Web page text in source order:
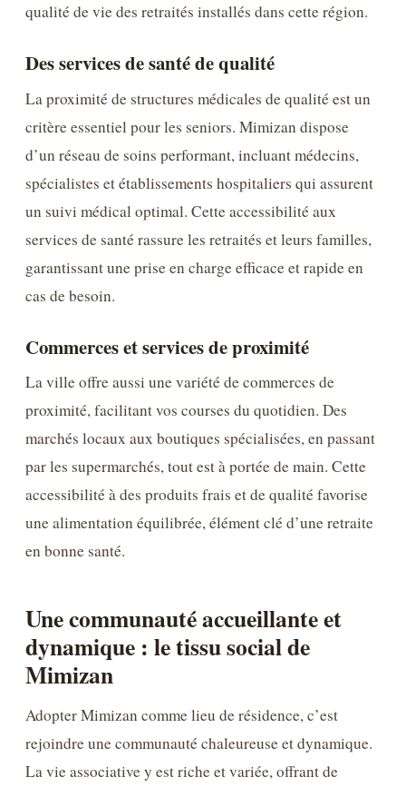
qualité de vie des retraités installés dans cette région.
Des services de santé de qualité
La proximité de structures médicales de qualité est un
critère essentiel pour les seniors. Mimizan dispose
d’un réseau de soins performant, incluant médecins,
spécialistes et établissements hospitaliers qui assurent
un suivi médical optimal. Cette accessibilité aux
services de santé rassure les retraités et leurs familles,
garantissant une prise en charge efficace et rapide en
cas de besoin.
Commerces et services de proximité
La ville offre aussi une variété de commerces de
proximité, facilitant vos courses du quotidien. Des
marchés locaux aux boutiques spécialisées, en passant
par les supermarchés, tout est à portée de main. Cette
accessibilité à des produits frais et de qualité favorise
une alimentation équilibrée, élément clé d’une retraite
en bonne santé.
Une communauté accueillante et
dynamique : le tissu social de
Mimizan
Adopter Mimizan comme lieu de résidence, c’est
rejoindre une communauté chaleureuse et dynamique.
La vie associative y est riche et variée, offrant de